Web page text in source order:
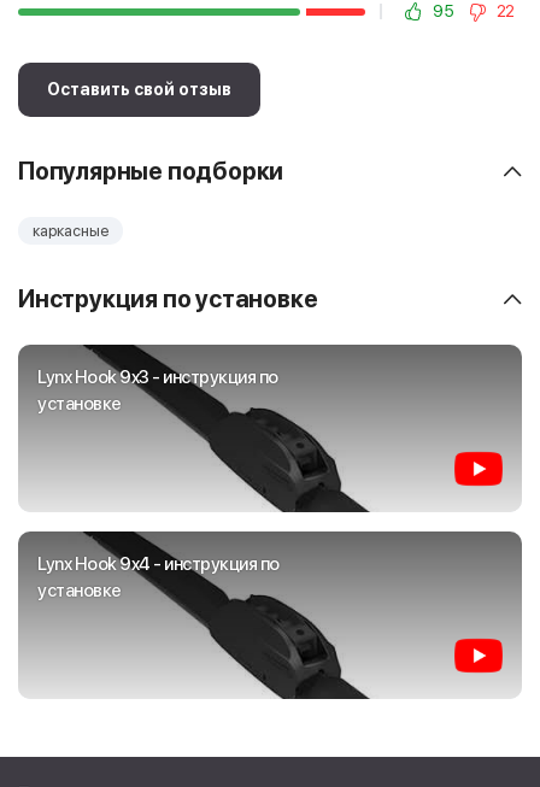
95
22
Оставить свой отзыв
Популярные подборки
каркасные
Инструкция по установке
Lynx Hook 9x3 - инструкция по
установке
Lynx Hook 9x4 - инструкция по
установке